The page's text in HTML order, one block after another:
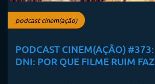
podcast cinem(ação)
PODCAST CINEM(AÇÃO)
DNI: POR QUE FILME RUIM FAZ